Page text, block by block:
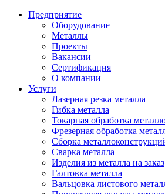
Предприятие
Оборудование
Металлы
Проекты
Вакансии
Сертификация
О компании
Услуги
Лазерная резка металла
Гибка металла
Токарная обработка
Фрезерная обработка
Сборка
Сварка металла
Изделия из металла на заказ
Галтовка металла
Вальцовка листового